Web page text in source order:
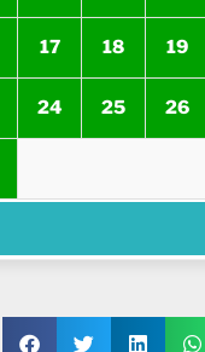
17 18 19
24 25 26